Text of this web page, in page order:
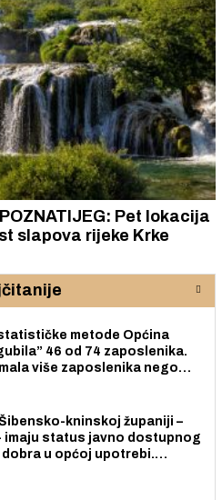
Pet lokacija
slapova rijeke Krke
metode Općina
46 od 74 zaposlenika.
više zaposlenika nego
kninskoj županiji –
imaju status javno dostupnog
u općoj upotrebi.